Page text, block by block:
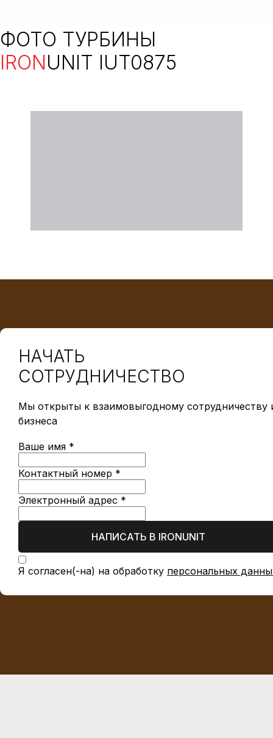
ФОТО ТУРБИНЫ
IRONUNIT IUT0875
НАЧАТЬ
СОТРУДНИЧЕСТВО
Мы открыты к взаимовыгодному сотрудничеству
бизнеса
Ваше имя *
Контактный номер *
Электронный адрес *
НАПИСАТЬ В IRONUNIT
Я согласен(-на) на обработку персональных